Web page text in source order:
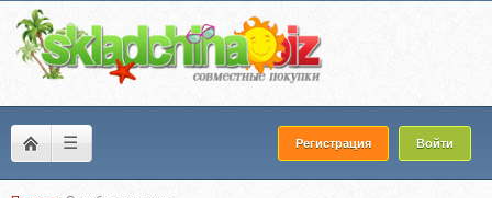
☰ Регистрация Войти